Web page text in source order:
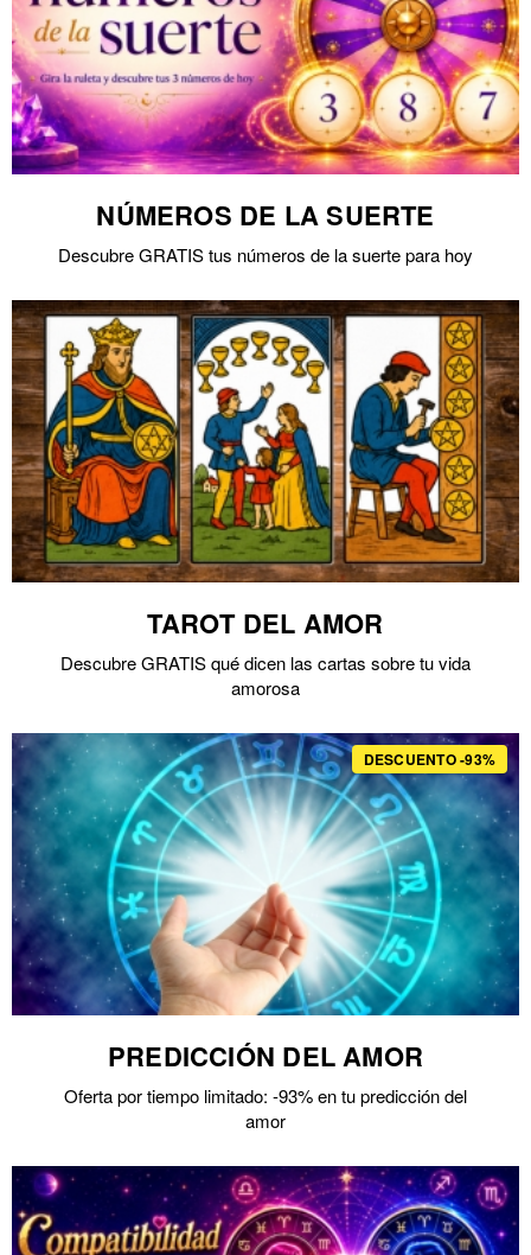
NÚMEROS DE LA SUERTE
Descubre GRATIS tus números de la suerte para hoy
TAROT DEL AMOR
Descubre GRATIS qué dicen las cartas sobre tu vida
amorosa
DESCUENTO -93%
PREDICCIÓN DEL AMOR
Oferta por tiempo limitado: -93% en tu predicción del
amor